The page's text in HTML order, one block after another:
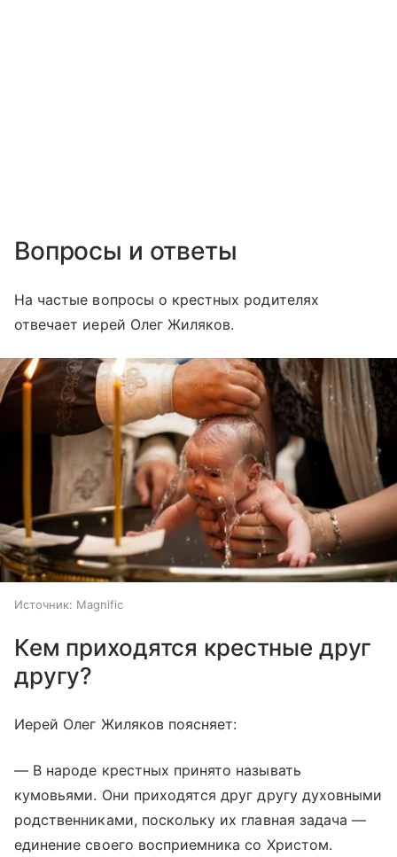
Вопросы и ответы
На частые вопросы о крестных родителях
отвечает иерей Олег Жиляков.
Источник: Magnific
Кем приходятся крестные друг
другу?
Иерей Олег Жиляков поясняет:
— В народе крестных принято называть
кумовьями. Они приходятся друг другу духовными
родственниками, поскольку их главная задача —
единение своего восприемника со Христом.